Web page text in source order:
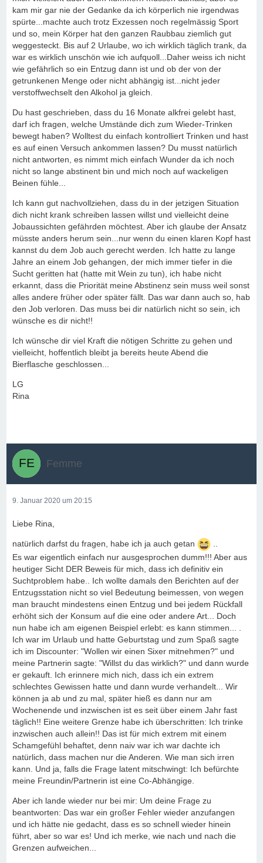
kam mir gar nie der Gedanke da ich körperlich nie irgendwas
spürte...machte auch trotz Exzessen noch regelmässig Sport
und so, mein Körper hat den ganzen Raubbau ziemlich gut
weggesteckt. Bis auf 2 Urlaube, wo ich wirklich täglich trank, da
war es wirklich unschön wie ich aufquoll...Daher weiss ich nicht
wie gefährlich so ein Entzug dann ist und ob der von der
getrunkenen Menge oder nicht abhängig ist...nicht jeder
verstoffwechselt den Alkohol ja gleich.
Du hast geschrieben, dass du 16 Monate alkfrei gelebt hast,
darf ich fragen, welche Umstände dich zum Wieder-Trinken
bewegt haben? Wolltest du einfach kontrolliert Trinken und hast
es auf einen Versuch ankommen lassen? Du musst natürlich
nicht antworten, es nimmt mich einfach Wunder da ich noch
nicht so lange abstinent bin und mich noch auf wackeligen
Beinen fühle...
Ich kann gut nachvollziehen, dass du in der jetzigen Situation
dich nicht krank schreiben lassen willst und vielleicht deine
Jobaussichten gefährden möchtest. Aber ich glaube der Ansatz
müsste anders herum sein...nur wenn du einen klaren Kopf hast
kannst du dem Job auch gerecht werden. Ich hatte zu lange
Jahre an einem Job gehangen, der mich immer tiefer in die
Sucht geritten hat (hatte mit Wein zu tun), ich habe nicht
erkannt, dass die Priorität meine Abstinenz sein muss weil sonst
alles andere früher oder später fällt. Das war dann auch so, hab
den Job verloren. Das muss bei dir natürlich nicht so sein, ich
wünsche es dir nicht!!
Ich wünsche dir viel Kraft die nötigen Schritte zu gehen und
vielleicht, hoffentlich bleibt ja bereits heute Abend die
Bierflasche geschlossen...
LG
Rina
Femme
9. Januar 2020 um 20:15
Liebe Rina,
natürlich darfst du fragen, habe ich ja auch getan
..
Es war eigentlich einfach nur ausgesprochen dumm!!! Aber aus
heutiger Sicht DER Beweis für mich, dass ich definitiv ein
Suchtproblem habe.. Ich wollte damals den Berichten auf der
Entzugsstation nicht so viel Bedeutung beimessen, von wegen
man braucht mindestens einen Entzug und bei jedem Rückfall
erhöht sich der Konsum auf die eine oder andere Art... Doch
nun habe ich am eigenen Beispiel erlebt: es kann stimmen... .
Ich war im Urlaub und hatte Geburtstag und zum Spaß sagte
ich im Discounter: "Wollen wir einen Sixer mitnehmen?" und
meine Partnerin sagte: "Willst du das wirklich?" und dann wurde
er gekauft. Ich erinnere mich nich, dass ich ein extrem
schlechtes Gewissen hatte und dann wurde verhandelt... Wir
können ja ab und zu mal, später hieß es dann nur am
Wochenende und inzwischen ist es seit über einem Jahr fast
täglich!! Eine weitere Grenze habe ich überschritten: Ich trinke
inzwischen auch allein!! Das ist für mich extrem mit einem
Schamgefühl behaftet, denn naiv war ich war dachte ich
natürlich, dass machen nur die Anderen. Wie man sich irren
kann. Und ja, falls die Frage latent mitschwingt: Ich befürchte
meine Freundin/Partnerin ist eine Co-Abhängige.
Aber ich lande wieder nur bei mir: Um deine Frage zu
beantworten: Das war ein großer Fehler wieder anzufangen
und ich hätte nie gedacht, dass es so schnell wieder hinein
führt, aber so war es! Und ich merke, wie nach und nach die
Grenzen aufweichen...